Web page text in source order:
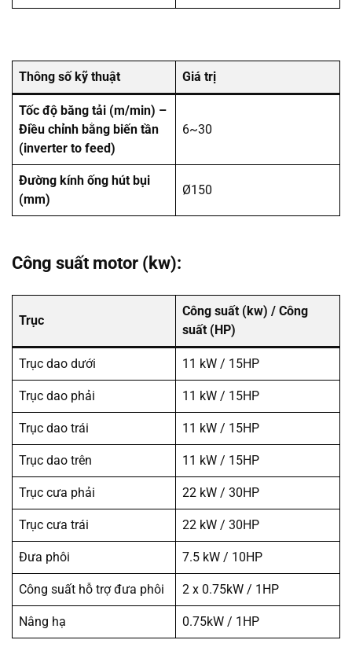
Thông số kỹ thuật Giá trị
Tốc độ băng tải (m/min) –
Điều chỉnh bằng biến tần
(inverter to feed)
6~30
Đường kính ống hút bụi
(mm)
Ø150
Công suất motor (kw):
Trục
Công suất (kw) / Công
suất (HP)
Trục dao dưới 11 kW / 15HP
Trục dao phải 11 kW / 15HP
Trục dao trái 11 kW / 15HP
Trục dao trên 11 kW / 15HP
Trục cưa phải 22 kW / 30HP
Trục cưa trái 22 kW / 30HP
Đưa phôi 7.5 kW / 10HP
Công suất hỗ trợ đưa phôi 2 x 0.75kW / 1HP
Nâng hạ 0.75kW / 1HP